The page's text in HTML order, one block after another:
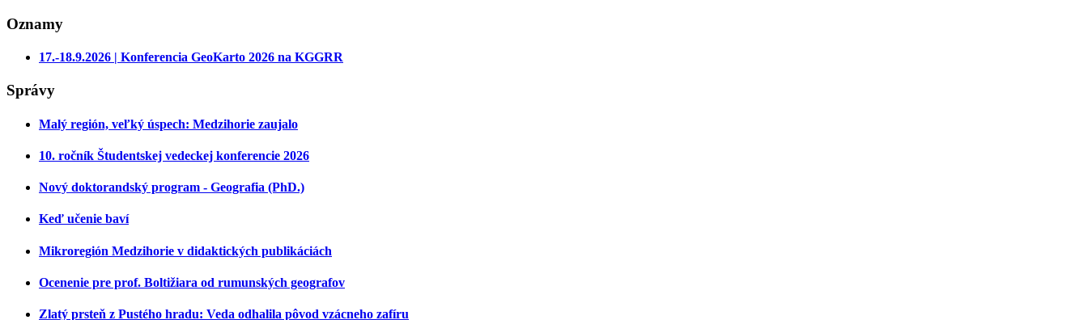
Oznamy
17.-18.9.2026 | Konferencia GeoKarto 2026 na KGGRR
Správy
Malý región, veľký úspech: Medzihorie zaujalo
10. ročník Študentskej vedeckej konferencie 2026
Nový doktorandský program - Geografia (PhD.)
Keď učenie baví
Mikroregión Medzihorie v didaktických publikáciách
Ocenenie pre prof. Boltižiara od rumunských geografov
Zlatý prsteň z Pustého hradu: Veda odhalila pôvod vzácneho zafíru